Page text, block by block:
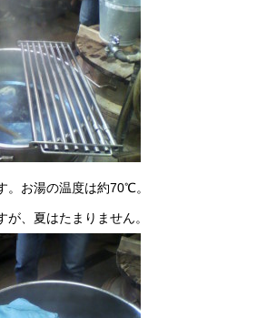
。お湯の温度は約70℃。
、夏はたまりません。